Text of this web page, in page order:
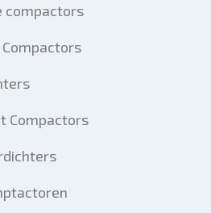
compactors
Compactors